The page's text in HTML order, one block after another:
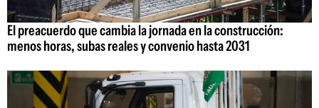
El preacuerdo que cambia la jornada en la construcción:
menos horas, subas reales y convenio hasta 2031